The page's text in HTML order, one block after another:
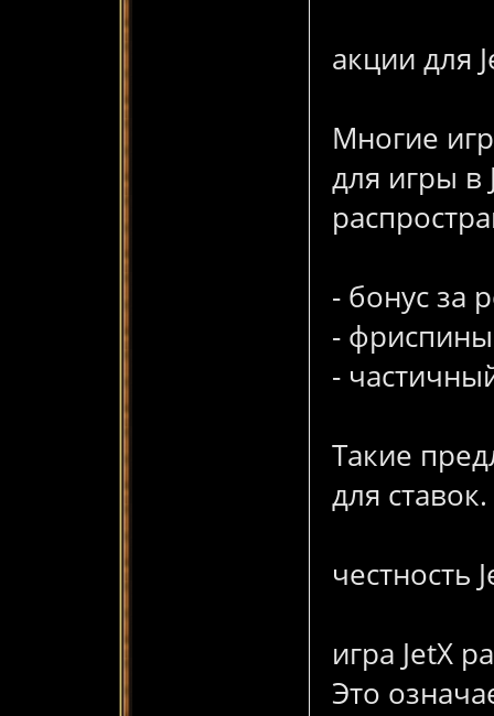
акции для
Многие
для игры в
- бонус за
-
-
Такие
для ставок.
честность
игра JetX
Это